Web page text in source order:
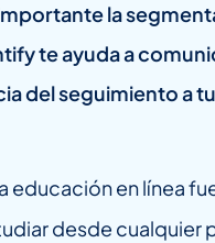
la
te ayuda a
del seguimiento a
educación en línea
desde cualquier